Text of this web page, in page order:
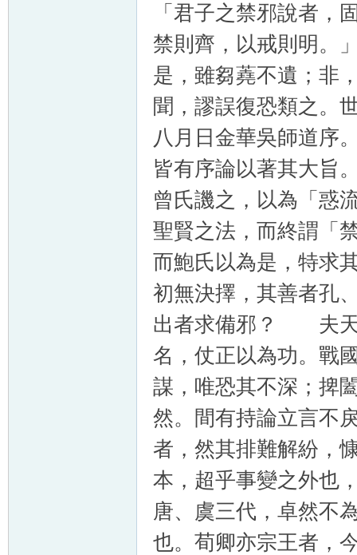
「君子之禁邪說者，
禁則齊，以戒則明。
是，雖芻蕘不遺；非
聞，謬誤復恐類之。
八月日金華吳師道
皆有序論以著其大旨
曾氏譏之，以為「惑
聖賢之法，而終謂「
而鮑氏以為是，特求
初無決擇，其善者孔
出者求備邪？ 夫天
名，仗正以為功。戰
謀，唯恐其不深；捭
然。間有持論立言不
者，然其排難解紛，
本，超乎事變之外也
唐、虞三代，卓然不
也。荀卿亦宗王者，